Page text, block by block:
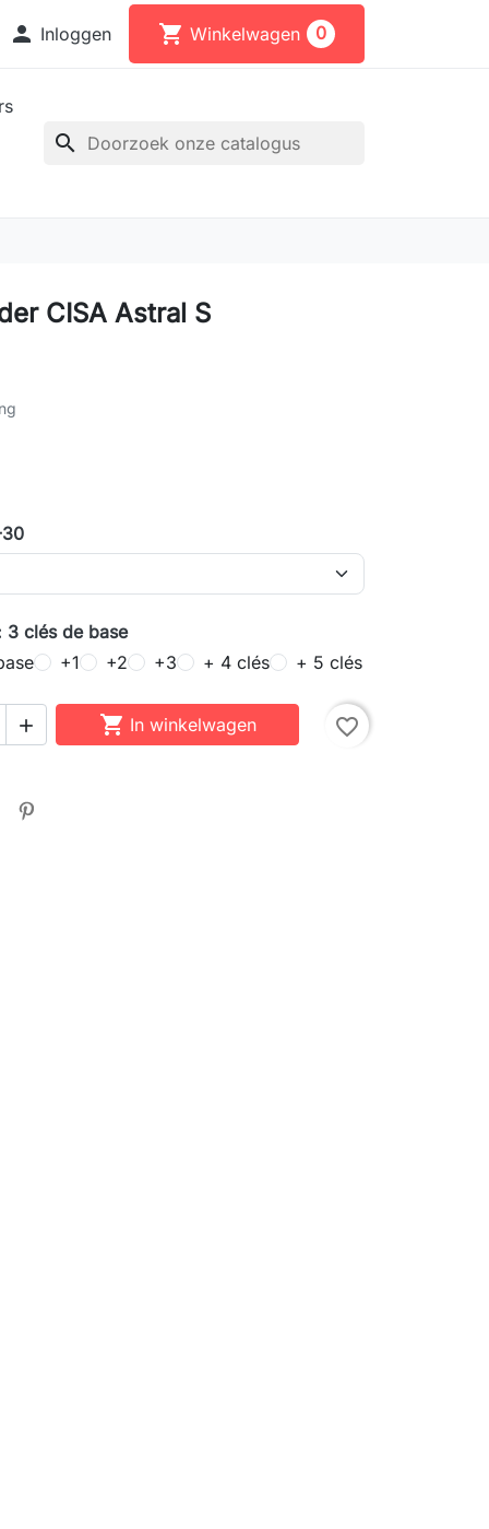
 Inloggen shopping_cart Winkelwagen 0
search
CISA Astral S
3 clés de base
+1 +2 +3 + 4 clés + 5 clés
  In winkelwagen favorite_border